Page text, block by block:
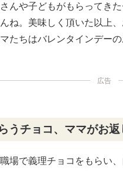
んや子どもがもらってき
ね。美味しく頂いた以上
たちはバレンタインデー
広告
うチョコ、ママがお
場で義理チョコをもらい